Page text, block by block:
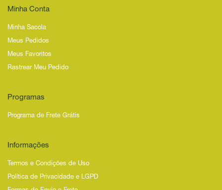
Minha Conta
Minha Sacola
Meus Pedidos
Meus Favoritos
Rastrear Meu Pedido
Programas
Programa de Frete Grátis
Informações
Termos e Condições de Uso
Política de Privacidade e LGPD